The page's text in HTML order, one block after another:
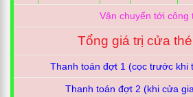
Vận chuyển tới công
Tổng giá trị cửa
Thanh toán đợt 1 (cọc trước khi
Thanh toán đợt 2 (khi cửa